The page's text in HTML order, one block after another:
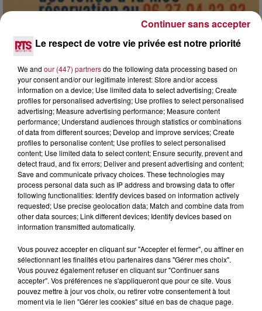
7 août 2026
6 août 2026
NÎMES : « LE RÊVE DU GLADIATEUR » INVESTIT
LES ARÈNES CES 3...
Après un franc succès l'été dernier, le spectacle « Le Rêve
Le respect de votre vie privée est notre priorité
We and our (447) partnersdo the following data processing based on
your consent and/or our legitimate interest: Store and/or access
information on a device; Use limited data to select advertising; Create
profiles for personalised advertising; Use profiles to select personalised
advertising; Measure advertising performance; Measure content
performance; Understand audiences through statistics or combinations
of data from different sources; Develop and improve services; Create
profiles to personalise content; Use profiles to select personalised
content; Use limited data to select content; Ensure security, prevent and
detect fraud, and fix errors; Deliver and present advertising and content;
Save and communicate privacy choices. These technologies may
process personal data such as IP address and browsing data to offer
following functionalities: Identify devices based on information actively
requested; Use precise geolocation data; Match and combine data from
other data sources; Link different devices; Identify devices based on
information transmitted automatically.
Vous pouvez accepter en cliquant sur "Accepter et fermer", ou affiner en
sélectionnant les finalités et/ou partenaires dans "Gérer mes choix".
Vous pouvez également refuser en cliquant sur "Continuer sans
accepter". Vos préférences ne s'appliqueront que pour ce site. Vous
pouvez mettre à jour vos choix, ou retirer votre consentement à tout
moment via le lien "Gérer les cookies" situé en bas de chaque page.
Continuer sans accepter